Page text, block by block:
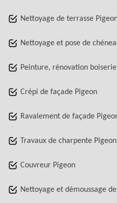
Nettoyage de terrasse
Nettoyage et pose de
Peinture, rénovation
Crépi de façade Pigeon
Ravalement de façade
Travaux de charpente Pigeon
Couvreur Pigeon
Nettoyage et démoussage